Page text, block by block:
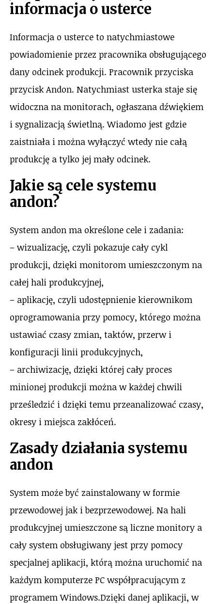
informacja o usterce
Informacja o usterce to natychmiastowe
powiadomienie przez pracownika obsługującego
dany odcinek produkcji. Pracownik przyciska
przycisk Andon. Natychmiast usterka staje się
widoczna na monitorach, ogłaszana dźwiękiem
i sygnalizacją świetlną. Wiadomo jest gdzie
zaistniała i można wyłączyć wtedy nie całą
produkcję a tylko jej mały odcinek.
Jakie są cele systemu
andon?
System andon ma określone cele i zadania:
– wizualizację, czyli pokazuje cały cykl
produkcji, dzięki monitorom umieszczonym na
całej hali produkcyjnej,
– aplikację, czyli udostępnienie kierownikom
oprogramowania przy pomocy, którego można
ustawiać czasy zmian, taktów, przerw i
konfiguracji linii produkcyjnych,
– archiwizację, dzięki której cały proces
minionej produkcji można w każdej chwili
prześledzić i dzięki temu przeanalizować czasy,
okresy i miejsca zakłóceń.
Zasady działania systemu
andon
System może być zainstalowany w formie
przewodowej jak i bezprzewodowej. Na hali
produkcyjnej umieszczone są liczne monitory a
cały system obsługiwany jest przy pomocy
specjalnej aplikacji, którą można uruchomić na
każdym komputerze PC współpracującym z
programem Windows.Dzięki danej aplikacji, w